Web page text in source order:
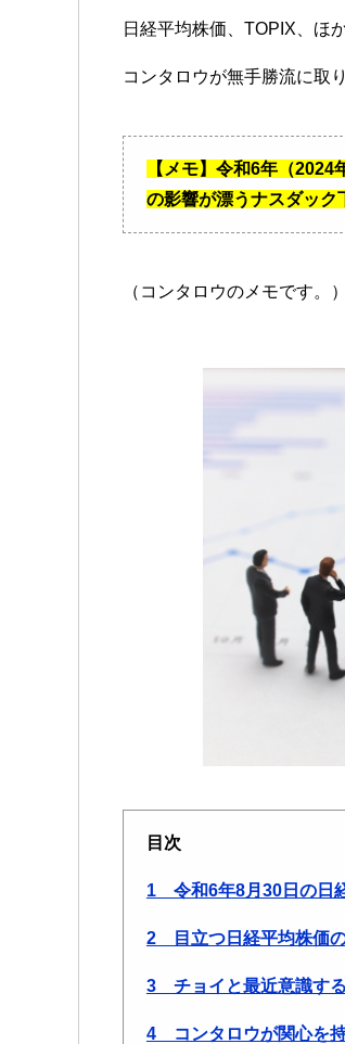
日経平均株価、TOPIX、ほ
コンタロウが無手勝流に取
【メモ】令和6年（
の影響が漂うナスダック
（コンタロウのメモです。）
目次
1 令和6年8月30日の日
2 目立つ日経平均株価
3 チョイと最近意識す
4 コンタロウが関心を